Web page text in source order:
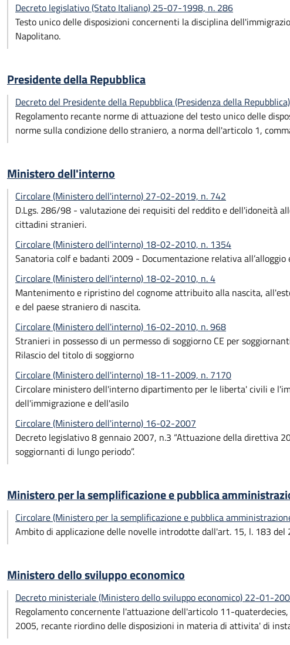
Decreto legislativo (Stato Italiano) 25-07-1998, n. 286
Testo unico delle disposizioni concernenti la disciplina
Napolitano.
Presidente della Repubblica
Decreto del Presidente della Repubblica (Presidenza della
Regolamento recante norme di attuazione del testo unico delle
norme sulla condizione dello straniero, a norma dell'articolo 1,
Ministero dell'interno
Circolare (Ministero dell'interno) 27-02-2019, n. 742
D.Lgs. 286/98 - valutazione dei requisiti del reddito e dell'idoneità
cittadini stranieri.
Circolare (Ministero dell'interno) 18-02-2010, n. 1354
Sanatoria colf e badanti 2009 - Documentazione relativa
Circolare (Ministero dell'interno) 18-02-2010, n. 4
Mantenimento e ripristino del cognome attribuito alla nascita,
e del paese straniero di nascita.
Circolare (Ministero dell'interno) 16-02-2010, n. 968
Stranieri in possesso di un permesso di soggiorno CE per
Rilascio del titolo di soggiorno
Circolare (Ministero dell'interno) 18-11-2009, n. 7170
Circolare ministero dell'interno dipartimento per le liberta' civili e
dell'immigrazione e dell'asilo
Circolare (Ministero dell'interno) 16-02-2007
Decreto legislativo 8 gennaio 2007, n.3 “Attuazione della direttiva
soggiornanti di lungo periodo”.
Ministero per la semplificazione e pubblica
Circolare (Ministero per la semplificazione e pubblica
Ambito di applicazione delle novelle introdotte dall'art. 15, l. 183
Ministero dello sviluppo economico
Decreto ministeriale (Ministero dello sviluppo economico) 22-01-
Regolamento concernente l'attuazione dell'articolo 11-
2005, recante riordino delle disposizioni in materia di attivita' di